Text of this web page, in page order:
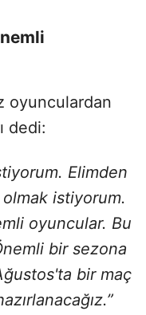
oyunculardan
dedi:
Elimden
olmak istiyorum.
oyuncular. Bu
bir sezona
bir maç